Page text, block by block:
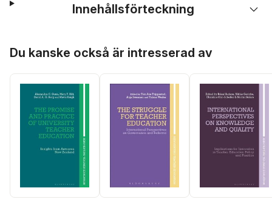
Innehållsförteckning
Du kanske också är intresserad av